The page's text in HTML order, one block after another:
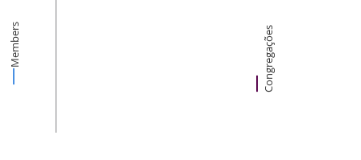
Members Congregações